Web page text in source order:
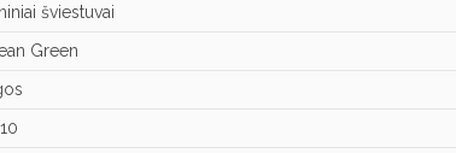
šviestuvai
Green